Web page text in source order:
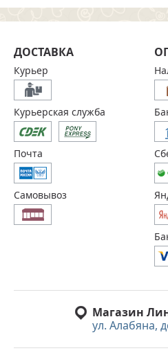
Магазин
ул. Алабяна,
ДОСТАВКА
Курьер
Курьерская служба
Почта
Самовывоз